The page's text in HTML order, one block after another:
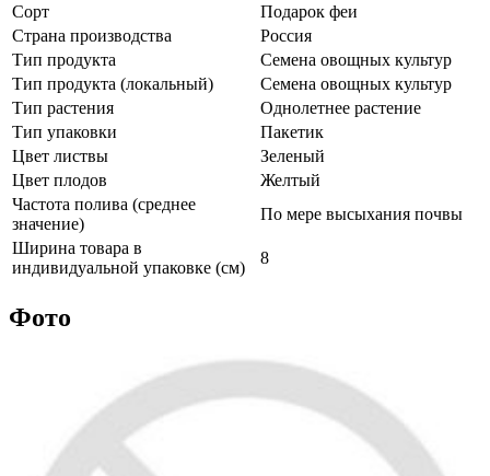
Сорт
Подарок феи
Страна производства
Россия
Тип продукта
Семена овощных культур
Тип продукта (локальный)
Семена овощных культур
Тип растения
Однолетнее растение
Тип упаковки
Пакетик
Цвет листвы
Зеленый
Цвет плодов
Желтый
Частота полива (среднее
значение)
По мере высыхания почвы
Ширина товара в
индивидуальной упаковке (см)
8
Фото